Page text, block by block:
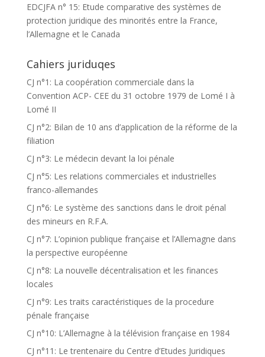
EDCJFA n° 15: Etude comparative des systèmes de
protection juridique des minorités entre la France,
l’Allemagne et le Canada
Cahiers juriduqes
CJ n°1: La coopération commerciale dans la
Convention ACP- CEE du 31 octobre 1979 de Lomé I à
Lomé II
CJ n°2: Bilan de 10 ans d’application de la réforme de la
filiation
CJ n°3: Le médecin devant la loi pénale
CJ n°5: Les relations commerciales et industrielles
franco-allemandes
CJ n°6: Le système des sanctions dans le droit pénal
des mineurs en R.F.A.
CJ n°7: L’opinion publique française et l’Allemagne dans
la perspective européenne
CJ n°8: La nouvelle décentralisation et les finances
locales
CJ n°9: Les traits caractéristiques de la procedure
pénale française
CJ n°10: L’Allemagne à la télévision française en 1984
CJ n°11: Le trentenaire du Centre d’Etudes Juridiques